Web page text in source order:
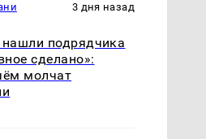
3 дня назад
подрядчика
сделано»:
молчат